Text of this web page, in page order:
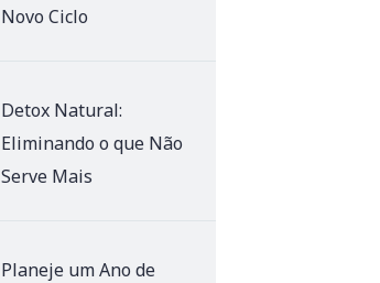
Novo Ciclo
Detox Natural:
Eliminando o que Não
Serve Mais
Planeje um Ano de